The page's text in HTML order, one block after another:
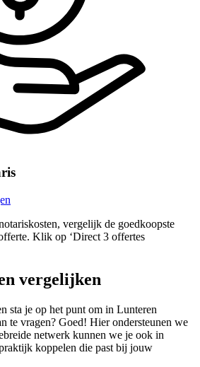
vergelijk de goedkoopste
Klik op ‘Direct 3 offertes
vergelijken
sta je op het punt om in Lunteren
te vragen? Goed! Hier ondersteunen we
netwerk kunnen we je ook in
koppelen die past bij jouw